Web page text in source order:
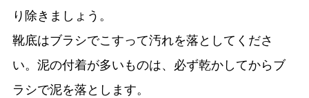
り除きましょう。
靴底はブラシでこすって汚れを落としてくださ
い。泥の付着が多いものは、必ず乾かしてからブ
ラシで泥を落とします。